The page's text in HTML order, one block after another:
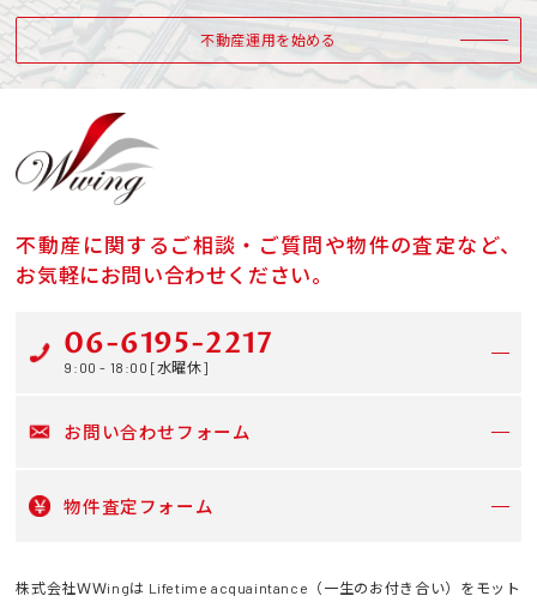
不動産運用を始める
不動産に関するご相談・ご質問や物件の査定など、
お気軽にお問い合わせください。
06-6195-2217
9:00 - 18:00 [水曜休]
お問い合わせフォーム
物件査定フォーム
株式会社ＷＷingは Lifetime acquaintance（一生のお付き合い）をモット